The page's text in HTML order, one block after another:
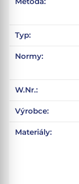
Typ:
Normy:
W.Nr.:
Výrobce:
Materiály: